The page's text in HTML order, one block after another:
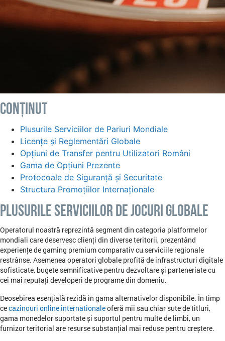
Conținut
Plusurile Serviciilor de Pariuri Mondiale
Licențe și Reglementări Globale
Opțiuni de Transfer pentru Utilizatori Români
Gama de Opțiuni Prezente
Protocoale de Siguranță și Securitate
Structura Promoțiilor Internaționale
Plusurile Serviciilor de Jocuri Globale
Operatorul noastră reprezintă segment din categoria platformelor
mondiali care deservesc clienți din diverse teritorii, prezentând
experiențe de gaming premium comparativ cu serviciile regionale
restrânse. Asemenea operatori globale profită de infrastructuri digitale
sofisticate, bugete semnificative pentru dezvoltare și parteneriate cu
cei mai reputați developeri de programe din domeniu.
Deosebirea esențială rezidă în gama alternativelor disponibile. În timp
cecazinouri online internationaleoferă mii sau chiar sute de titluri,
gama monedelor suportate și suportul pentru multe de limbi, un
furnizor teritorial are resurse substanțial mai reduse pentru creștere.